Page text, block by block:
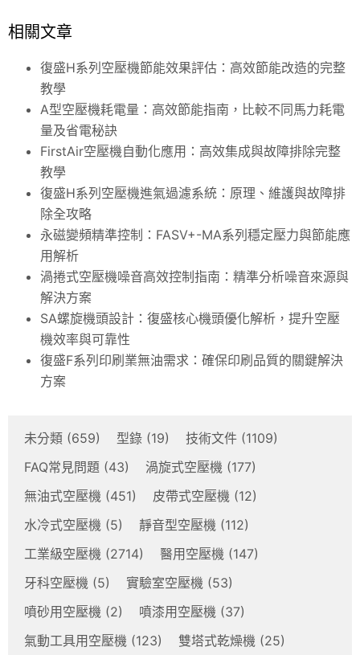
相關文章
復盛H系列空壓機節能效果評估：高效節能改造的完整
教學
A型空壓機耗電量：高效節能指南，比較不同馬力耗電
量及省電秘訣
FirstAir空壓機自動化應用：高效集成與故障排除完整
教學
復盛H系列空壓機進氣過濾系統：原理、維護與故障排
除全攻略
永磁變頻精準控制：FASV+-MA系列穩定壓力與節能應
用解析
渦捲式空壓機噪音高效控制指南：精準分析噪音來源與
解決方案
SA螺旋機頭設計：復盛核心機頭優化解析，提升空壓
機效率與可靠性
復盛F系列印刷業無油需求：確保印刷品質的關鍵解決
方案
未分類 (659) 型錄 (19) 技術文件 (1109)
FAQ常見問題 (43) 渦旋式空壓機 (177)
無油式空壓機 (451) 皮帶式空壓機 (12)
水冷式空壓機 (5) 靜音型空壓機 (112)
工業級空壓機 (2714) 醫用空壓機 (147)
牙科空壓機 (5) 實驗室空壓機 (53)
噴砂用空壓機 (2) 噴漆用空壓機 (37)
氣動工具用空壓機 (123) 雙塔式乾燥機 (25)